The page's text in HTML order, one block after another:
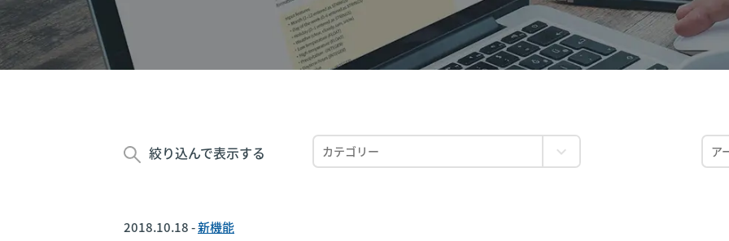
絞り込んで表示する
2018.10.18 -新機能